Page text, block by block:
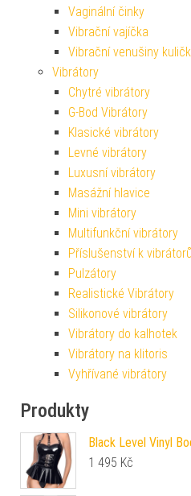
Vaginální činky
Vibrační vajíčka
Vibrační venušiny
Vibrátory
Chytré vibrátory
G-Bod Vibrátory
Klasické vibrátory
Levné vibrátory
Luxusní vibrátory
Masážní hlavice
Mini vibrátory
Multifunkční vibrátory
Příslušenství k
Pulzátory
Realistické Vibrátory
Silikonové vibrátory
Vibrátory do kalhotek
Vibrátory na klitoris
Vyhřívané vibrátory
Produkty
Black Level Vinyl
1 495 Kč